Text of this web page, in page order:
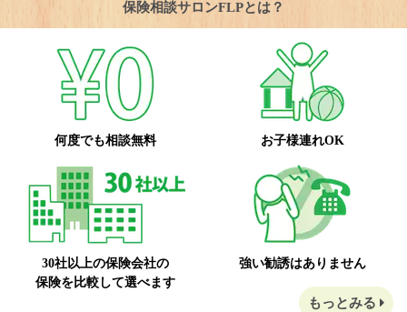
保険相談サロンFLPとは？
何度でも相談無料 お子様連れOK
30社以上の保険会社の
保険を比較して選べます
強い勧誘はありません
もっとみる